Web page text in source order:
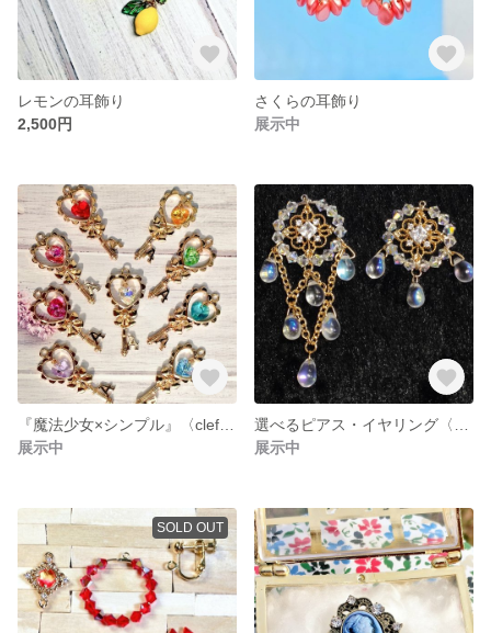
レモンの耳飾り
2,500円
さくらの耳飾り
展示中
展示中
展示中
SOLD OUT